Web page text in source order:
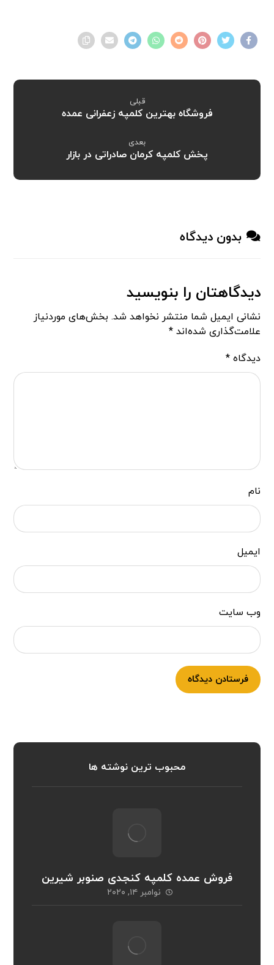
قبلی
فروشگاه بهترین کلمپه زعفرانی عمده
بعدی
پخش کلمپه کرمان صادراتی در بازار
بدون دیدگاه
دیدگاهتان را بنویسید
نشانی ایمیل شما منتشر نخواهد شد. بخش‌های موردنیاز
علامت‌گذاری شده‌اند*
دیدگاه*
نام
ایمیل
وب‌ سایت
فرستادن دیدگاه
محبوب ترین نوشته ها
فروش عمده کلمپه کنجدی صنوبر شیرین
نوامبر ۱۴, ۲۰۲۰